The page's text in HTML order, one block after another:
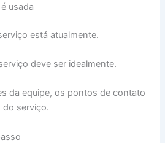
usada
está atualmente.
deve ser idealmente.
da equipe, os pontos de contato
do serviço.